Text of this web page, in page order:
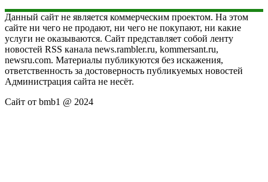
Данный сайт не является коммерческим проектом. На этом
сайте ни чего не продают, ни чего не покупают, ни какие
услуги не оказываются. Сайт представляет собой ленту
новостей RSS канала news.rambler.ru, kommersant.ru,
newsru.com. Материалы публикуются без искажения,
ответственность за достоверность публикуемых новостей
Администрация сайта не несёт.
Сайт от bmb1 @ 2024